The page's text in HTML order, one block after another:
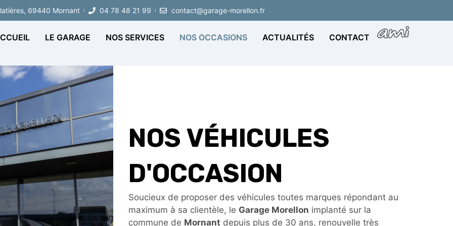
69440 Mornant 04 78 48 21 99 contact@garage-morellon.fr
LE GARAGE NOS SERVICES NOS OCCASIONS ACTUALITÉS CONTACT
NOS VÉHICULES
D'OCCASION
Soucieux de proposer des véhicules toutes marques répondant au
maximum à sa clientèle, le Garage Morellon implanté sur la
commune de Mornant depuis plus de 30 ans, renouvelle très